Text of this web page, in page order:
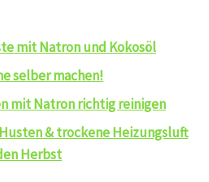
mit Natron und Kokosöl
selber machen!
mit Natron richtig reinigen
& trockene Heizungsluft
Herbst